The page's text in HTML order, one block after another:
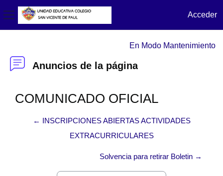
Panel lateral
Acceder
En Modo Mantenimiento
Anuncios de la página
COMUNICADO OFICIAL
← INSCRIPCIONES ABIERTAS ACTIVIDADES
EXTRACURRICULARES
Solvencia para retirar Boletin →